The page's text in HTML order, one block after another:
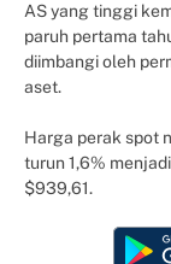
AS yang tinggi
paruh pertama
diimbangi oleh
aset.
Harga perak spot
turun 1,6%
$939,61.